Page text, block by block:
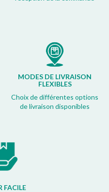
MODES DE LIVRAISON
FLEXIBLES
Choix de différentes options
de livraison disponibles
FACILE